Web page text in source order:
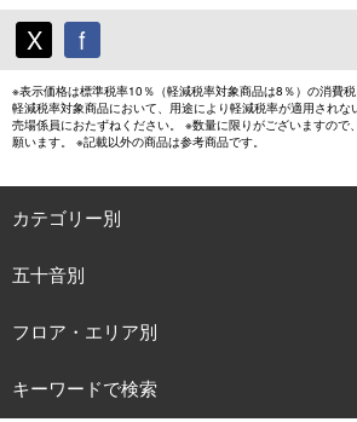
X f
※表示価格は標準税率10％（軽減税率対象商品は8％）の消費税
軽減税率対象商品において、用途により軽減税率が適用されな
売場係員におたずねください。 ※数量に限りがございますので
願います。 ※記載以外の商品は参考商品です。
カテゴリー別
五十音別
フロア・エリア別
キーワードで検索